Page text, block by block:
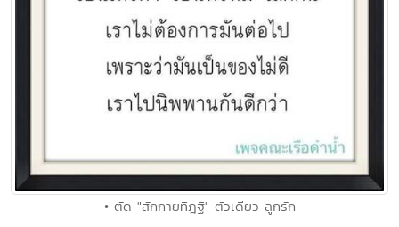
• ตัด "สักกายทิฎฐิ" ตัวเดียว ลูกรัก